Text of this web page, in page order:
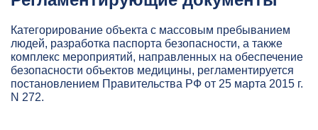
Категорирование объекта с массовым пребыванием
людей, разработка паспорта безопасности, а также
комплекс мероприятий, направленных на обеспечение
безопасности объектов медицины, регламентируется
постановлением Правительства РФ от 25 марта 2015 г.
N 272.